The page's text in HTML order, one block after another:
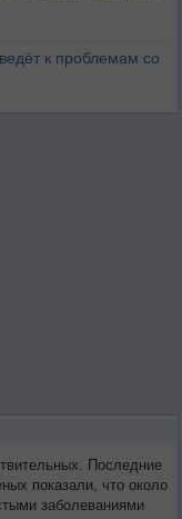
к проблемам со
Последние
показали, что около
заболеваниями